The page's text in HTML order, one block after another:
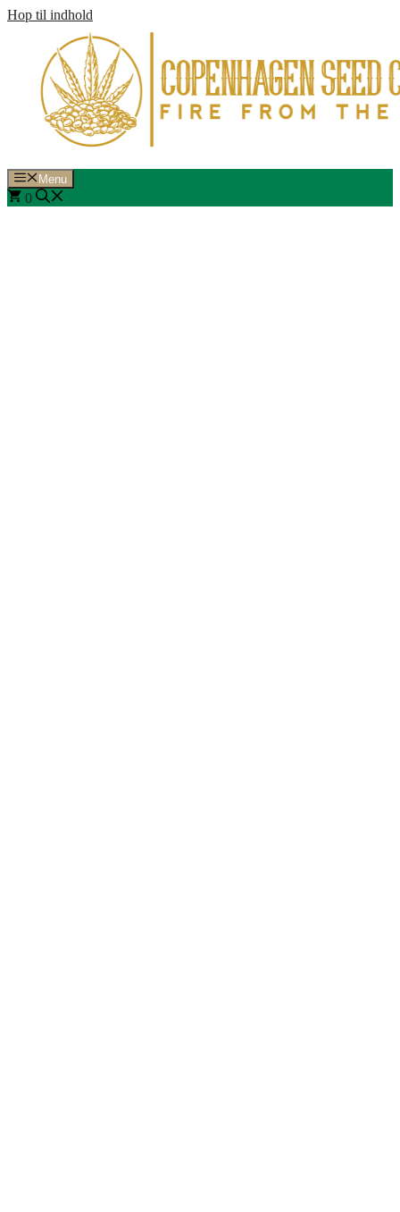
Hop til indhold
Menu
0